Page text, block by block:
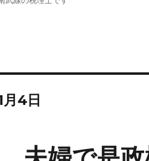
4日